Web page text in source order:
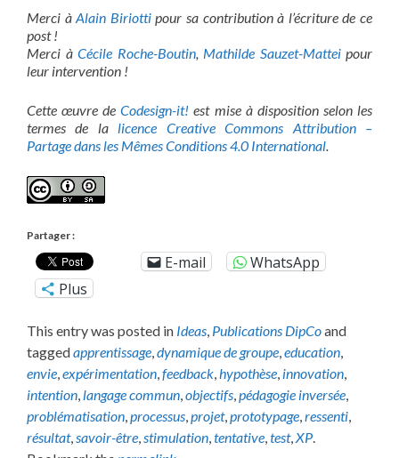
Merci àAlain Biriottipour sa contribution à l’écriture de ce
post !
Merci à Cécile Roche-Boutin, Mathilde Sauzet-Matteipour
leur intervention !
Cette œuvre deCodesign-it! est mise à disposition selon les
termes de la licence Creative Commons Attribution –
Partage dans les Mêmes Conditions 4.0 International.
Partager :
E-mail
WhatsApp
Plus
This entry was posted in Ideas, Publications DipCoand
taggedapprentissage,dynamique de groupe,education,
envie,expérimentation,feedback,hypothèse, innovation,
intention, langage commun,objectifs,pédagogie inversée,
problématisation,processus,projet,prototypage,ressenti,
résultat,savoir-être,stimulation,tentative,test,XP.